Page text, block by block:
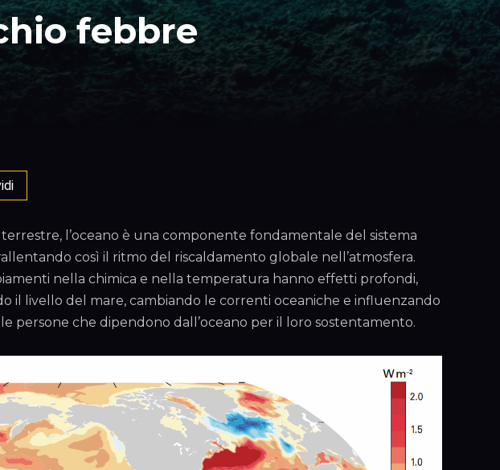
febbre
l’oceano è una componente fondamentale del sistema
così il ritmo del riscaldamento globale nell’atmosfera.
nella chimica e nella temperatura hanno effetti profondi,
il livello del mare, cambiando le correnti oceaniche e influenzando
persone che dipendono dall’oceano per il loro sostentamento.